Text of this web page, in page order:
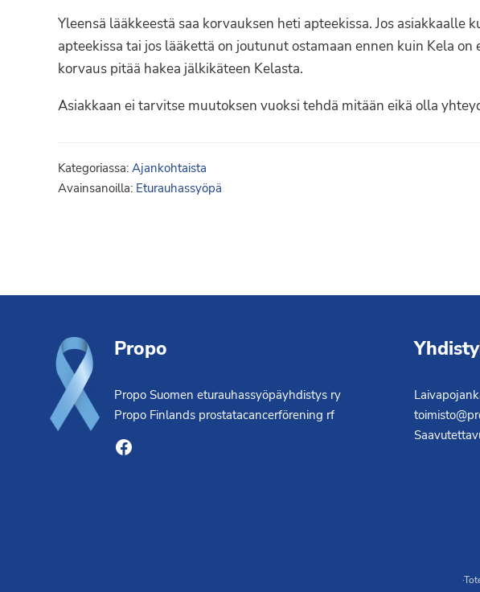
Yleensä lääkkeestä saa korvauksen heti apteekissa. Jos asiakkaalle
apteekissa tai jos lääkettä on joutunut ostamaan ennen kuin Kela
korvaus pitää hakea jälkikäteen Kelasta.
Asiakkaan ei tarvitse muutoksen vuoksi tehdä mitään eikä olla
Kategoriassa:Ajankohtaista
Avainsanoilla: Eturauhassyöpä
Propo
Propo Suomen eturauhassyöpäyhdistys ry
Propo Finlands prostatacancerförening rf
Facebook